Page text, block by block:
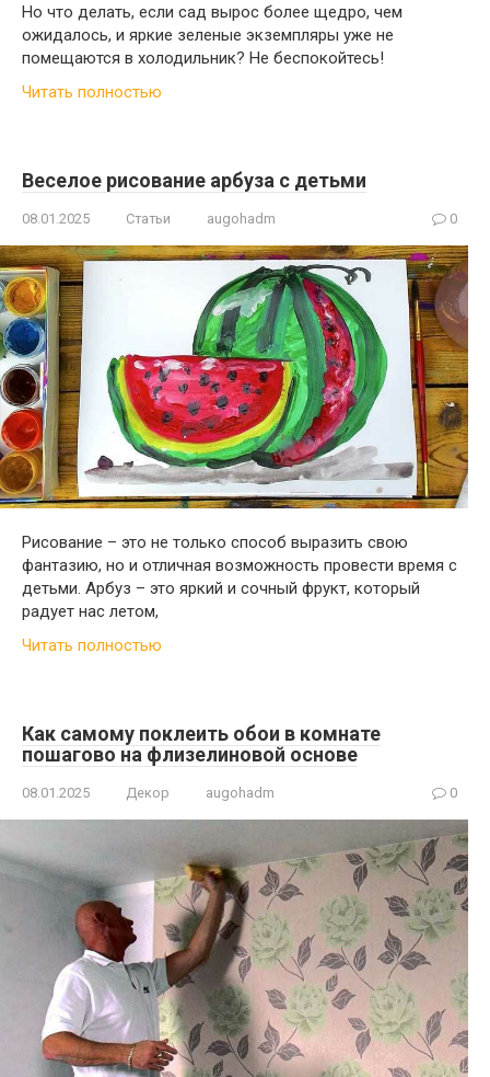
Но что делать, если сад вырос более щедро, чем
ожидалось, и яркие зеленые экземпляры уже не
помещаются в холодильник? Не беспокойтесь!
Читать полностью
Веселое рисование арбуза с детьми
08.01.2025 Статьи augohadm 0
Рисование – это не только способ выразить свою
фантазию, но и отличная возможность провести время с
детьми. Арбуз – это яркий и сочный фрукт, который
радует нас летом,
Читать полностью
Как самому поклеить обои в комнате
пошагово на флизелиновой основе
08.01.2025 Декор augohadm 0